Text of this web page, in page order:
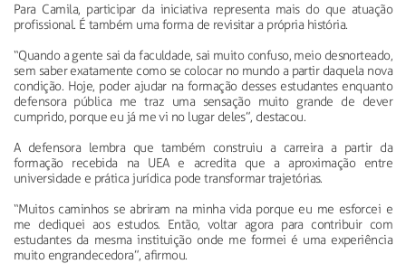
Para Camila, participar da iniciativa representa mais do que atuação
profissional. É também uma forma de revisitar a própria história.
“Quando a gente sai da faculdade, sai muito confuso, meio desnorteado,
sem saber exatamente como se colocar no mundo a partir daquela nova
condição. Hoje, poder ajudar na formação desses estudantes enquanto
defensora pública me traz uma sensação muito grande de dever
cumprido, porque eu já me vi no lugar deles”, destacou.
A defensora lembra que também construiu a carreira a partir da
formação recebida na UEA e acredita que a aproximação entre
universidade e prática jurídica pode transformar trajetórias.
“Muitos caminhos se abriram na minha vida porque eu me esforcei e
me dediquei aos estudos. Então, voltar agora para contribuir com
estudantes da mesma instituição onde me formei é uma experiência
muito engrandecedora”, afirmou.